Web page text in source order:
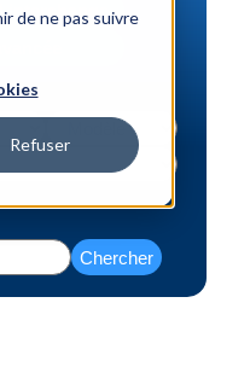
de ne pas suivre
Refuser
interchange
Chercher